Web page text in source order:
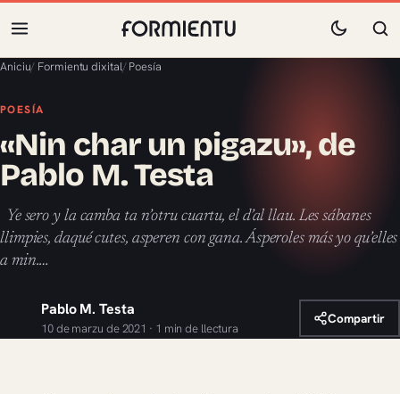
Aniciu/ Formientu dixital/ Poesía
POESÍA
«Nin char un pigazu», de
Pablo M. Testa
Ye sero y la camba ta n’otru cuartu, el d’al llau. Les sábanes
llimpies, daqué cutes, asperen con gana. Ásperoles más yo qu’elles
a min.…
Pablo M. Testa
10 de marzu de 2021 · 1 min de llectura
Compartir